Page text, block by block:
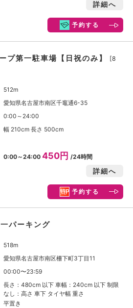
詳細へ
予約する
プ第一駐車場【日祝のみ】
[8
512m
愛知県名古屋市南区千竈通6-35
0:00～24:00
幅 210cm 長さ 500cm
0:00～24:00450円 /24時間
詳細へ
予約する
パーキング
518m
愛知県名古屋市南区柵下町3丁目11
00:00〜23:59
長さ：480cm 以下 車幅：240cm 以下 制限
なし：高さ 車下 タイヤ幅 重さ
平置き